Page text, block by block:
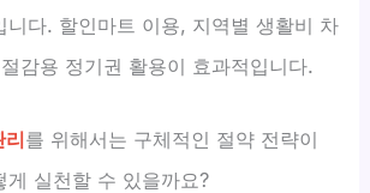
니다. 할인마트 이용, 지역별 생활비 차
감용 정기권 활용이 효과적입니다.
리를 위해서는 구체적인 절약 전략이
게 실천할 수 있을까요?